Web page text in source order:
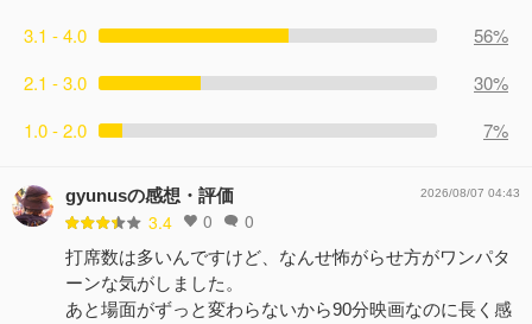
3.1 - 4.0
56%
2.1 - 3.0
30%
1.0 - 2.0
7%
gyunusの感想・評価
3.4 0 0
2026/08/07 04:43
打席数は多いんですけど、なんせ怖がらせ方がワンパタ
ーンな気がしました。
あと場面がずっと変わらないから90分映画なのに長く感